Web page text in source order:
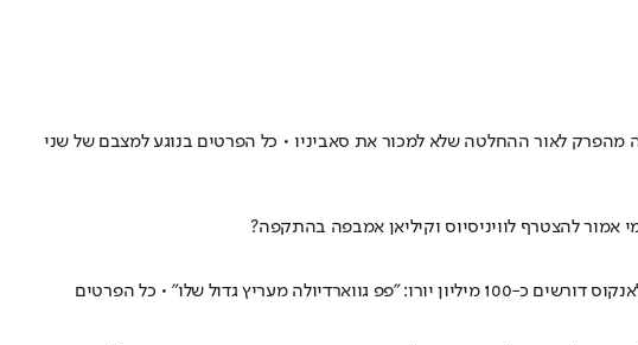
מהפרק לאור ההחלטה שלא למכור את סאביניו • כל הפרטים בנוגע למצבם של שני
להצטרף לוויניסיוס וקיליאן אמבפה בהתקפה?
גדול שלו" • כל הפרטים